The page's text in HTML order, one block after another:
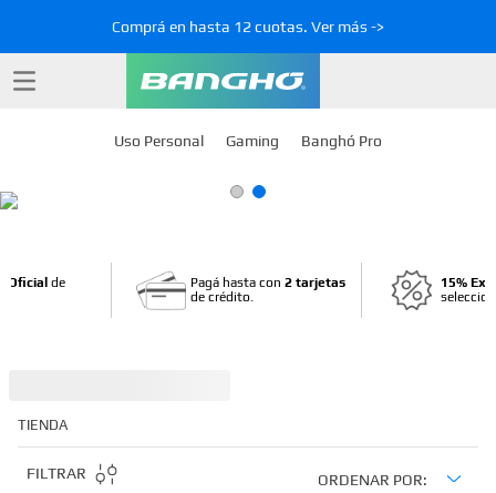
Comprá en hasta 12 cuotas. Ver más ->
Uso Personal Gaming Banghó Pro
Pagá hasta con 2 tarjetas
de crédito.
15%
Oficial de
TIENDA
FILTRAR ORDENAR POR